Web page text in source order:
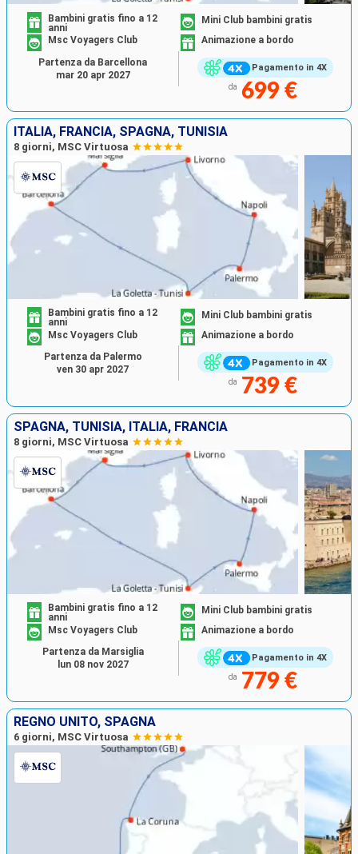
Pagamento in 4X
Bambini gratis fino a 12
anni
Mini Club bambini gratis
Msc Voyagers Club
Animazione a bordo
da 699 €
Partenza da Barcellona
mar 20 apr 2027
ITALIA, FRANCIA, SPAGNA, TUNISIA
8 giorni, MSC Virtuosa
Pagamento in 4X
Bambini gratis fino a 12
anni
Mini Club bambini gratis
Msc Voyagers Club
Animazione a bordo
da 739 €
Partenza da Palermo
ven 30 apr 2027
SPAGNA, TUNISIA, ITALIA, FRANCIA
8 giorni, MSC Virtuosa
Pagamento in 4X
Bambini gratis fino a 12
anni
Mini Club bambini gratis
Msc Voyagers Club
Animazione a bordo
da 779 €
Partenza da Marsiglia
lun 08 nov 2027
REGNO UNITO, SPAGNA
6 giorni, MSC Virtuosa